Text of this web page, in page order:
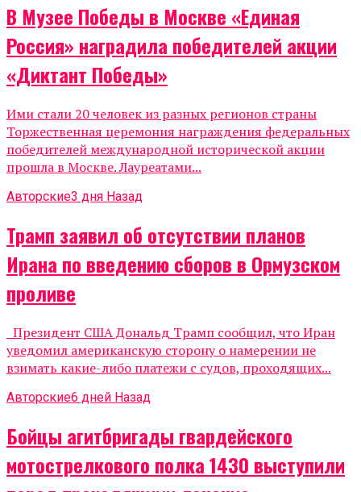
В Музее Победы в Москве «Единая
Россия» наградила победителей акции
«Диктант Победы»
Ими стали 20 человек из разных регионов страны
Торжественная церемония награждения федеральных
победителей международной исторической акции
прошла в Москве. Лауреатами...
Авторские3 дня Назад
Трамп заявил об отсутствии планов
Ирана по введению сборов в Ормузском
проливе
Президент США Дональд Трамп сообщил, что Иран
уведомил американскую сторону о намерении не
взимать какие-либо платежи с судов, проходящих...
Авторские6 дней Назад
Бойцы агитбригады гвардейского
мотострелкового полка 1430 выступили